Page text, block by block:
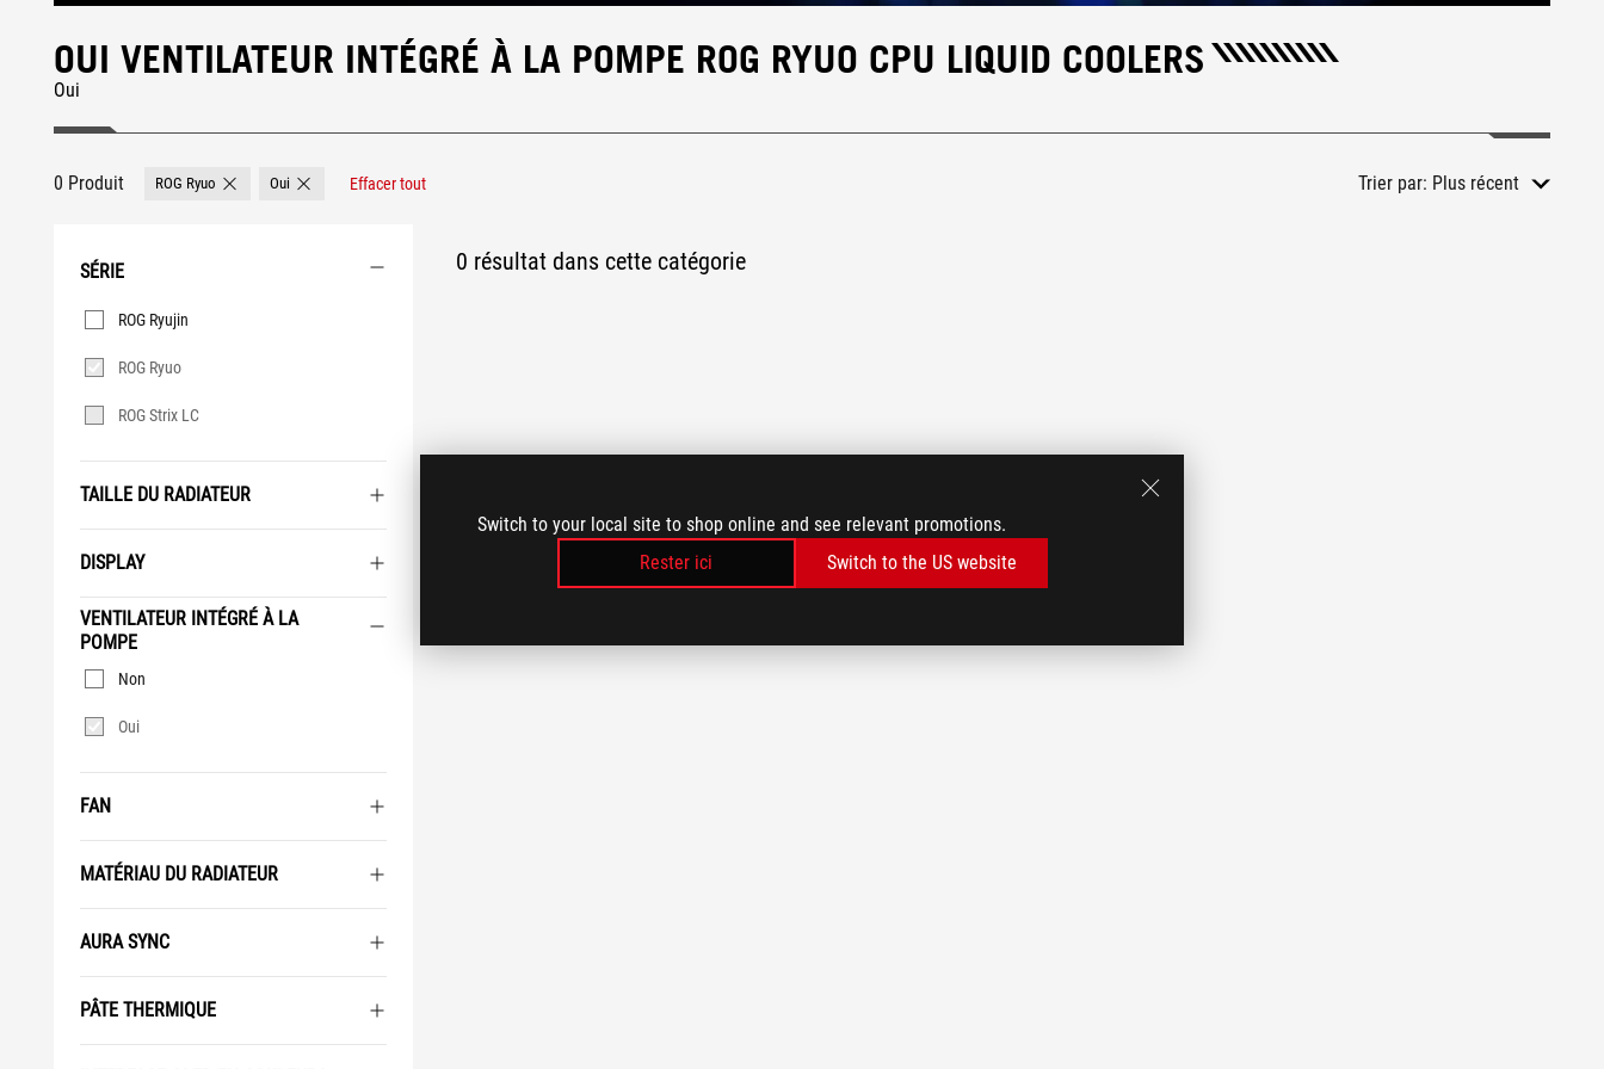
Switch to your local site to shop online and see relevant promotions.
Rester ici
Switch to the US website
OUI VENTILATEUR INTÉGRÉ À LA POMPE ROG RYUO CPU LIQUID COOLERS
Oui
0 Produit ROG Ryuo Remove ROG Ryuo
Oui Remove OuiEffacer tout Trier par: Plus récent
SÉRIE
Série
ROG Ryujin
ROG Ryuo
ROG Strix LC
TAILLE DU RADIATEUR
DISPLAY
VENTILATEUR INTÉGRÉ À LA
POMPE
Ventilateur
intégré à
Oui
Non
FAN
MATÉRIAU DU RADIATEUR
AURA SYNC
PÂTE THERMIQUE
0 résultat dans cette catégorie